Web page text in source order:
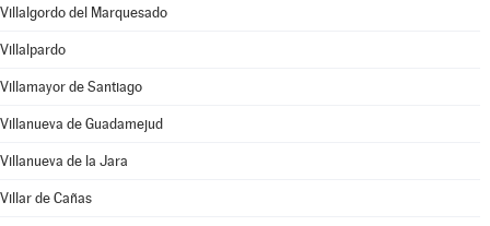
Villalgordo del Marquesado
Villalpardo
Villamayor de Santiago
Villanueva de Guadamejud
Villanueva de la Jara
Villar de Cañas